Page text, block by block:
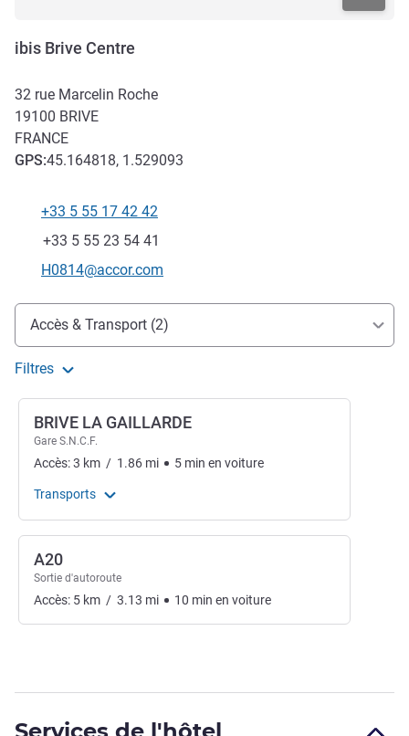
ibis Brive Centre
32 rue Marcelin Roche
19100 BRIVE
FRANCE
GPS:45.164818, 1.529093
Téléphone
+33 5 55 17 42 42
Fax
+33 5 55 23 54 41
Email de contact
H0814@accor.com
Accès et transports
Accès & Transport (2)
Filtres
BRIVE LA GAILLARDE
Gare S.N.C.F.
Accès:3 km / 1.86 mi 5 min en voiture
Transports
A20
Sortie d'autoroute
Accès: 5 km / 3.13 mi 10 min en voiture